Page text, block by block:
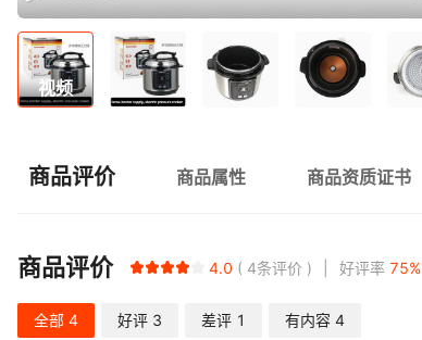
视频
商品评价 商品属性 商品资质证书
商品评价 4.0 4条评价 好评率 75%
全部 4 好评 3 差评 1 有内容 4